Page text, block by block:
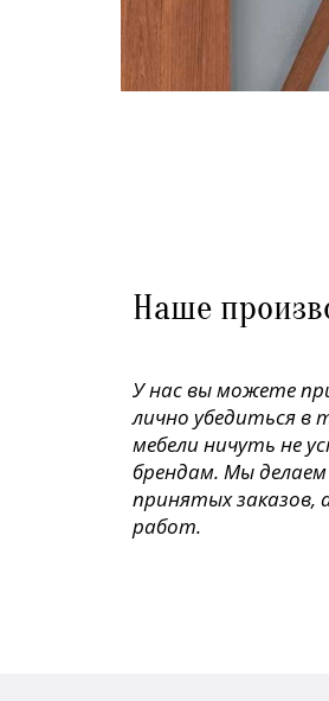
Наше
У нас вы можете
лично убедиться
мебели ничуть не
брендам. Мы
принятых заказов,
работ.